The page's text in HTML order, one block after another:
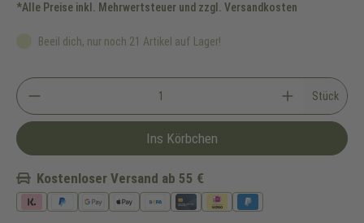
*Alle Preise inkl. Mehrwertsteuer und zzgl. Versandkosten
Beeil dich, nur noch 21 Artikel auf Lager!
Stück
Ins Körbchen
Kostenloser Versand ab 55 €